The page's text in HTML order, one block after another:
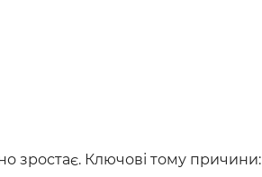
зростає. Ключові тому причини: